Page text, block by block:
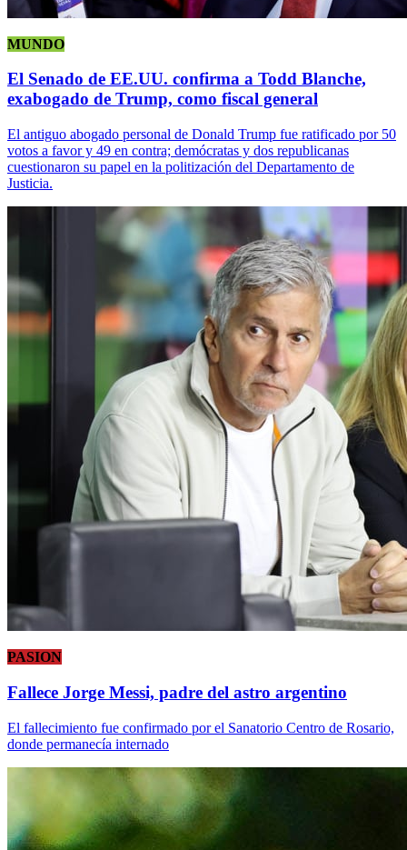
MUNDO
El Senado de EE.UU. confirma a Todd Blanche,
exabogado de Trump, como fiscal general
El antiguo abogado personal de Donald Trump fue ratificado por 50
votos a favor y 49 en contra; demócratas y dos republicanas
cuestionaron su papel en la politización del Departamento de
Justicia.
PASION
Fallece Jorge Messi, padre del astro argentino
El fallecimiento fue confirmado por el Sanatorio Centro de Rosario,
donde permanecía internado